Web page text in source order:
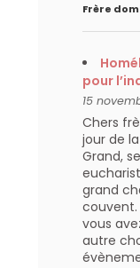
Frère
pour
15
Chers
jour de
Grand,
grand
couvent.
vous
autre